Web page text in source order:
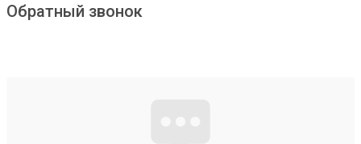
Обратный звонок